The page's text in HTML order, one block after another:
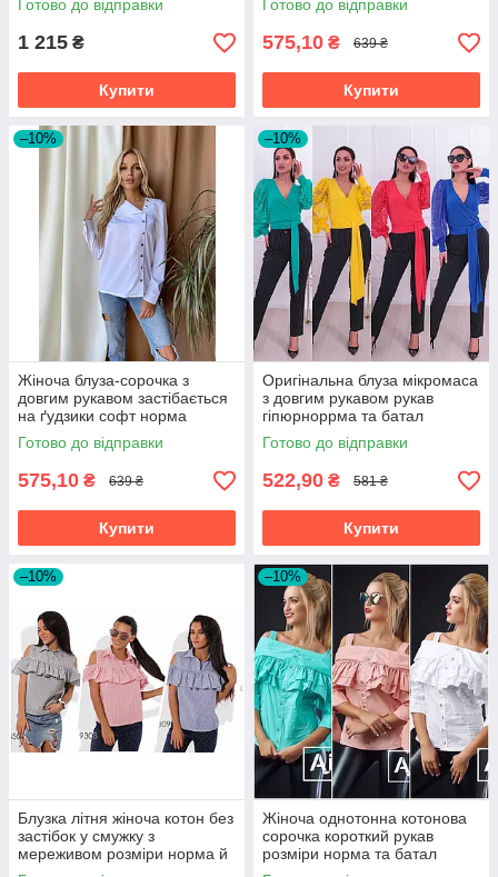
Готово до відправки
1 215 ₴
Купити
Готово до відправки
575,10 ₴ 639 ₴
Купити
–10%
Жіноча блуза-сорочка з
довгим рукавом застібається
на ґудзики софт норма
Готово до відправки
575,10 ₴ 639 ₴
Купити
–10%
Оригінальна блуза мікромаса
з довгим рукавом рукав
гіпюрноррма та батал
Готово до відправки
522,90 ₴ 581 ₴
Купити
–10%
Блузка літня жіноча котон без
застібок у смужку з
мереживом розміри норма й
батал
–10%
Жіноча однотонна котонова
сорочка короткий рукав
розміри норма та батал